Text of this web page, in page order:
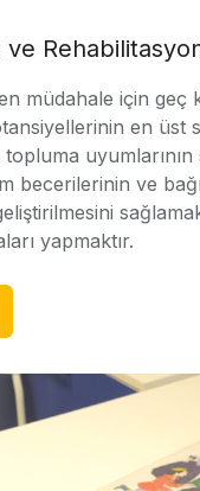
ve
müdahale için geç
en üst
topluma uyumlarının
becerilerinin ve
yapmaktır.